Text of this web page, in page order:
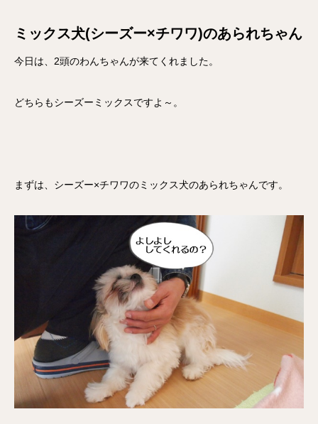
ミックス犬(シーズー×チワワ)のあられちゃん
今日は、2頭のわんちゃんが来てくれました。
どちらもシーズーミックスですよ～。
まずは、シーズー×チワワのミックス犬のあられちゃんです。